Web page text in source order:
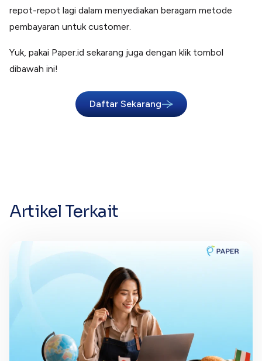
repot-repot lagi dalam menyediakan beragam metode
pembayaran untuk customer.
Yuk, pakai Paper.id sekarang juga dengan klik tombol
dibawah ini!
Daftar Sekarang
Artikel Terkait